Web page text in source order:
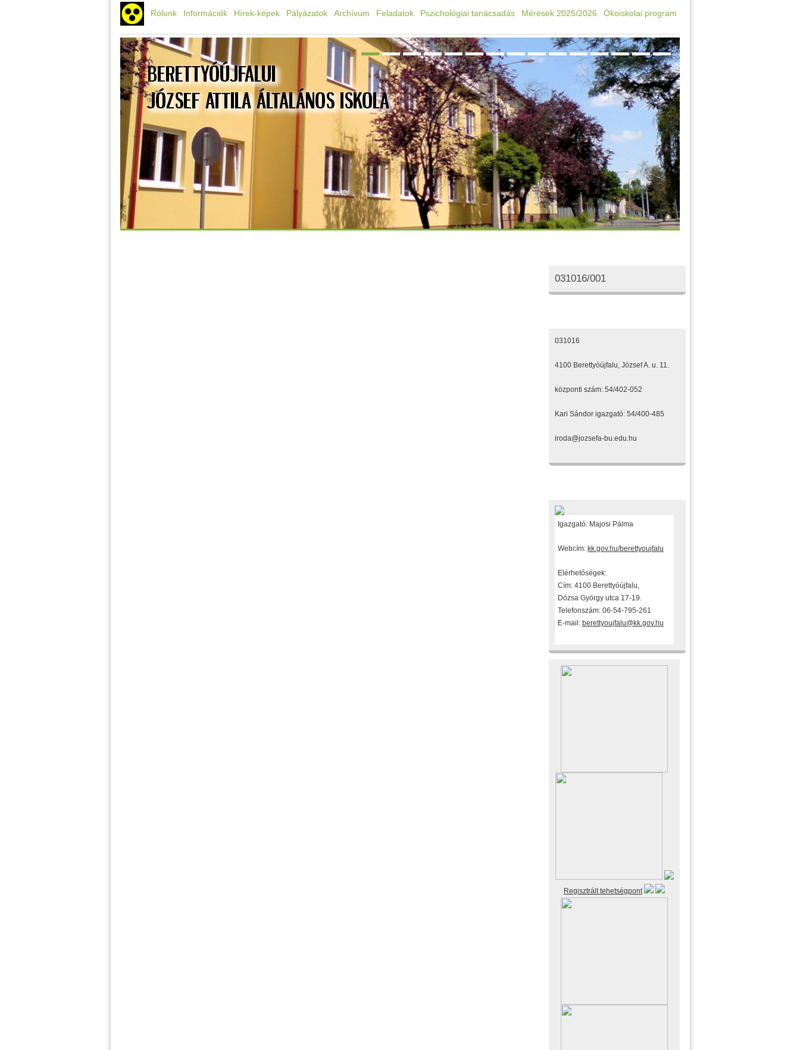
Rólunk Információk Hírek-képek Pályázatok Archívum Feladatok Pszichológiai tanácsadás Mérések 2025/2026 Ökoiskolai program
031016/001
031016
4100 Berettyóújfalu, József A. u. 11.
központi szám: 54/402-052
Kari Sándor igazgató: 54/400-485
iroda@jozsefa-bu.edu.hu
Igazgató: Majosi Pálma
Webcím: kk.gov.hu/berettyoujfalu
Elérhetőségek:
Cím: 4100 Berettyóújfalu,
Dózsa György utca 17-19.
Telefonszám: 06-54-795-261
E-mail: berettyoujfalu@kk.gov.hu
Regisztrált tehetségpont